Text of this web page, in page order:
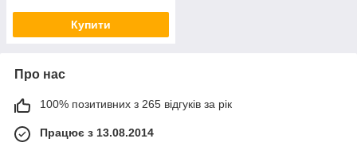
Купити
Про нас
100% позитивних з 265 відгуків за рік
Працює з 13.08.2014